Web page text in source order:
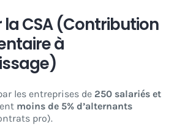
la CSA (Contribution
à
les entreprises de 250 salariés et
moins de 5% d’alternants
pro).